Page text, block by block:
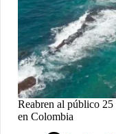
Reabren al público 25
en Colombia